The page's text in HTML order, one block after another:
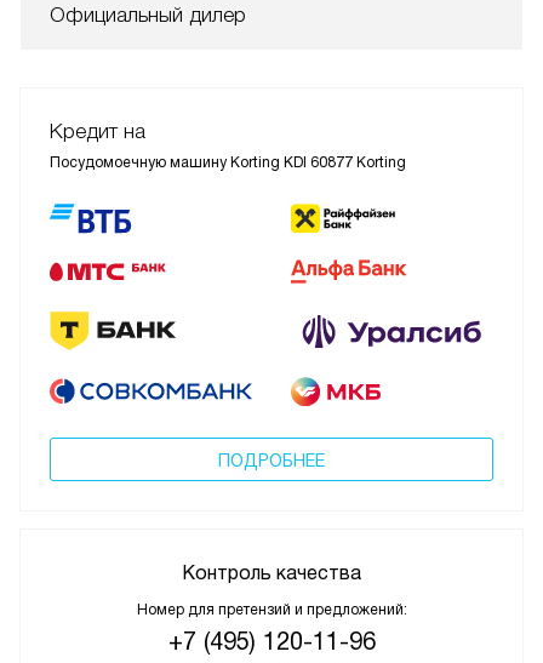
Официальный дилер
Кредит на
Посудомоечную машину Korting KDI 60877 Korting
ПОДРОБНЕЕ
Контроль качества
Номер для претензий и предложений:
+7 (495) 120-11-96